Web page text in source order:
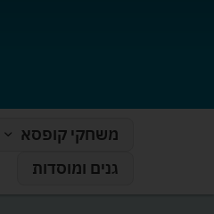
משחקי קופסא
גנים ומוסדות